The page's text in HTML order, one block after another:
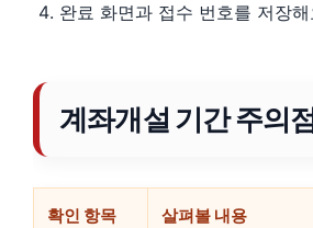
완료 화면과 접수 번호를 저장해
계좌개설 기간 주의
확인 항목 살펴볼 내용